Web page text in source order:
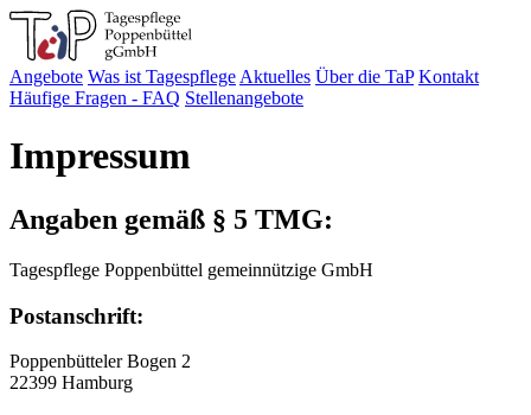
Angebote Was ist Tagespflege Aktuelles Über die TaP Kontakt
Häufige Fragen - FAQ Stellenangebote
Impressum
Angaben gemäß § 5 TMG:
Tagespflege Poppenbüttel gemeinnützige GmbH
Postanschrift:
Poppenbütteler Bogen 2
22399 Hamburg